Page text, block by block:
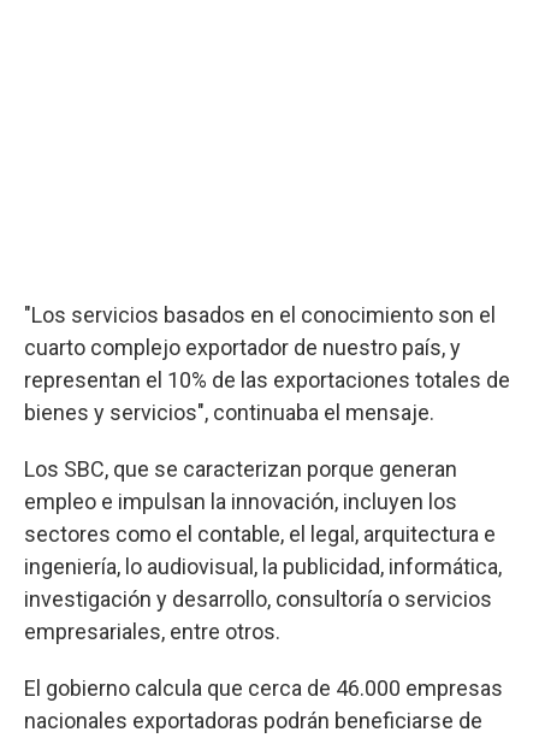
"Los servicios basados en el conocimiento son el
cuarto complejo exportador de nuestro país, y
representan el 10% de las exportaciones totales de
bienes y servicios", continuaba el mensaje.
Los SBC, que se caracterizan porque generan
empleo e impulsan la innovación, incluyen los
sectores como el contable, el legal, arquitectura e
ingeniería, lo audiovisual, la publicidad, informática,
investigación y desarrollo, consultoría o servicios
empresariales, entre otros.
El gobierno calcula que cerca de 46.000 empresas
nacionales exportadoras podrán beneficiarse de